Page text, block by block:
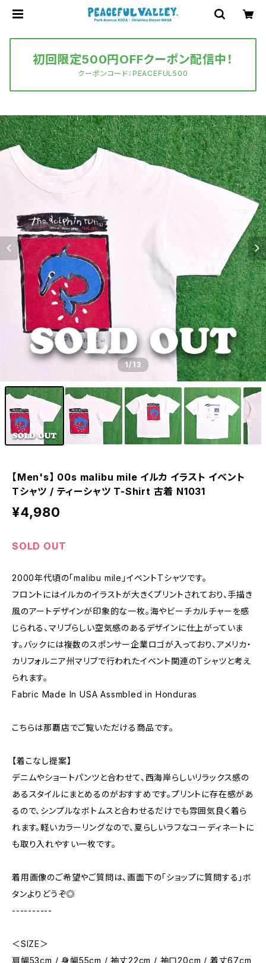
初回限定500円OFFクーポン配信中！
クーポンコード：PEACEFUL500
1/13
【Men's】 00s malibu mile イルカ イラスト イベント
Tシャツ / ティーシャツ T-Shirt 古着 N1031
¥4,980
SOLD OUT
2000年代頃の「malibu mile」イベントTシャツです。
フロントにはイルカのイラストが大きくプリントされており、手描き
風のアートデザインが印象的な一枚。海やビーチカルチャーを感
じられる、マリブらしい空気感のあるデザインに仕上がっていま
す。バックには複数のスポンサー企業ロゴが入っており、アメリカ・
カリフォルニア州マリブで行われたイベント関連のTシャツと考え
られます。
Fabric Made In USA Assmbled in Honduras
こちらは那覇店でご覧いただける商品です。
【着こなし提案】
デニムやショートパンツと合わせて、西海岸らしいリラックス感の
あるスタイルにまとめるのがおすすめです。プリントに存在感があ
るので、シンプルなボトムスと合わせるだけでも雰囲気良く着ら
れます。軽いカラーリングなので、夏らしいラフなコーディネートに
も取り入れやすい一枚です。
着用画像のご希望やご質問は、画面下の「ショップに質問する」ボ
タンよりどうぞ◎
----------
＜SIZE＞
肩幅53cm / 身幅55cm / 袖丈22cm / 袖口20cm / 着丈67cm